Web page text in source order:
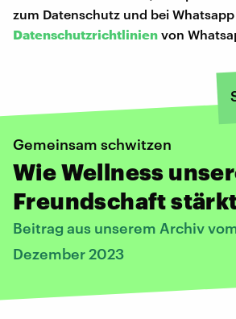
zum Datenschutz und bei
Datenschutzrichtlinien von
Gemeinsam schwitzen
Wie Wellness
Freundschaft
Beitrag aus unserem Archiv
Dezember 2023